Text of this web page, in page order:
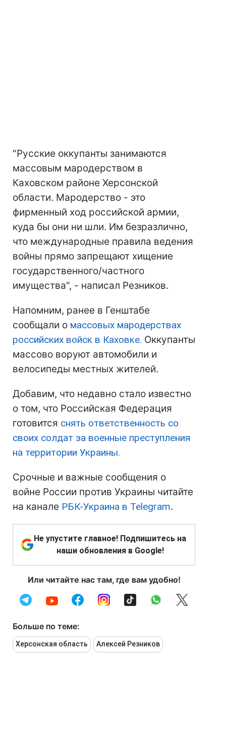
"Русские оккупанты занимаются
массовым мародерством в
Каховском районе Херсонской
области. Мародерство - это
фирменный ход российской армии,
куда бы они ни шли. Им безразлично,
что международные правила ведения
войны прямо запрещают хищение
государственного/частного
имущества", - написал Резников.
Напомним, ранее в Генштабе
сообщали о массовых мародерствах
российских войск в Каховке. Оккупанты
массово воруют автомобили и
велосипеды местных жителей.
Добавим, что недавно стало известно
о том, что Российская Федерация
готовится снять ответственность со
своих солдат за военные преступления
на территории Украины.
Срочные и важные сообщения о
войне России против Украины читайте
на канале РБК-Украина в Telegram.
Не упустите главное! Подпишитесь на
наши обновления в Google!
Или читайте нас там, где вам удобно!
Больше по теме:
Херсонская область Алексей Резников